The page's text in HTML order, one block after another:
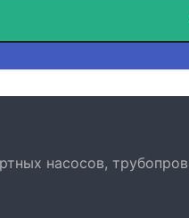
насосов,